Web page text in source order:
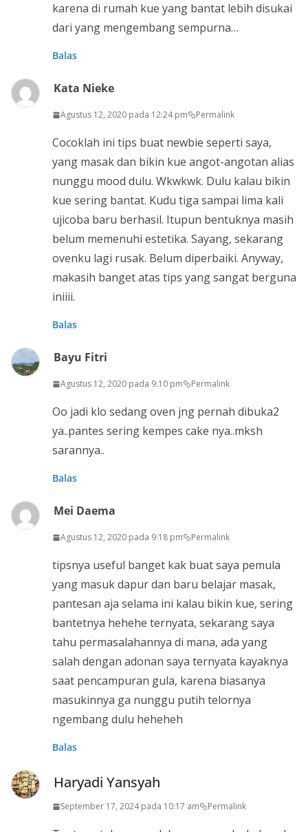
karena di rumah kue yang bantat lebih disukai
dari yang mengembang sempurna…
Balas
Kata Nieke
Agustus 12, 2020 pada 12:24 pm Permalink
Cocoklah ini tips buat newbie seperti saya,
yang masak dan bikin kue angot-angotan alias
nunggu mood dulu. Wkwkwk. Dulu kalau bikin
kue sering bantat. Kudu tiga sampai lima kali
ujicoba baru berhasil. Itupun bentuknya masih
belum memenuhi estetika. Sayang, sekarang
ovenku lagi rusak. Belum diperbaiki. Anyway,
makasih banget atas tips yang sangat berguna
iniiii.
Balas
Bayu Fitri
Agustus 12, 2020 pada 9:10 pm Permalink
Oo jadi klo sedang oven jng pernah dibuka2
ya..pantes sering kempes cake nya..mksh
sarannya..
Balas
Mei Daema
Agustus 12, 2020 pada 9:18 pm Permalink
tipsnya useful banget kak buat saya pemula
yang masuk dapur dan baru belajar masak,
pantesan aja selama ini kalau bikin kue, sering
bantetnya hehehe ternyata, sekarang saya
tahu permasalahannya di mana, ada yang
salah dengan adonan saya ternyata kayaknya
saat pencampuran gula, karena biasanya
masukinnya ga nunggu putih telornya
ngembang dulu heheheh
Balas
Haryadi Yansyah
September 17, 2024 pada 10:17 am Permalink